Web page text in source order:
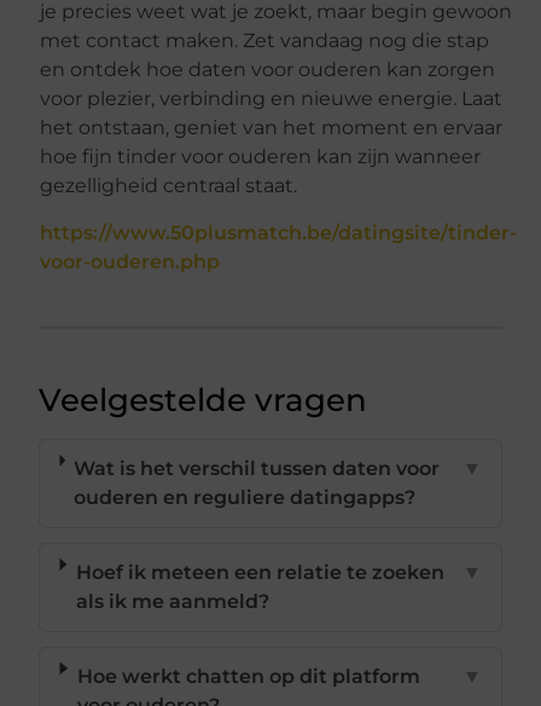
je precies weet wat je zoekt, maar begin gewoon
met contact maken. Zet vandaag nog die stap
en ontdek hoe daten voor ouderen kan zorgen
voor plezier, verbinding en nieuwe energie. Laat
het ontstaan, geniet van het moment en ervaar
hoe fijn tinder voor ouderen kan zijn wanneer
gezelligheid centraal staat.
https://www.50plusmatch.be/datingsite/tinder-
voor-ouderen.php
Veelgestelde vragen
Wat is het verschil tussen daten voor
ouderen en reguliere datingapps?
▼
Hoef ik meteen een relatie te zoeken
als ik me aanmeld?
▼
Hoe werkt chatten op dit platform
▼